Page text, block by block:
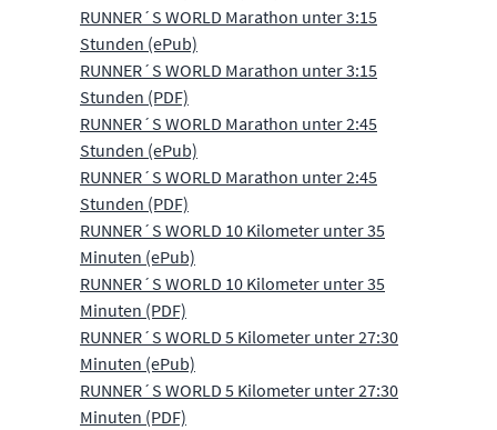
RUNNER´S WORLD Marathon unter 3:15
Stunden (ePub)
RUNNER´S WORLD Marathon unter 3:15
Stunden (PDF)
RUNNER´S WORLD Marathon unter 2:45
Stunden (ePub)
RUNNER´S WORLD Marathon unter 2:45
Stunden (PDF)
RUNNER´S WORLD 10 Kilometer unter 35
Minuten (ePub)
RUNNER´S WORLD 10 Kilometer unter 35
Minuten (PDF)
RUNNER´S WORLD 5 Kilometer unter 27:30
Minuten (ePub)
RUNNER´S WORLD 5 Kilometer unter 27:30
Minuten (PDF)